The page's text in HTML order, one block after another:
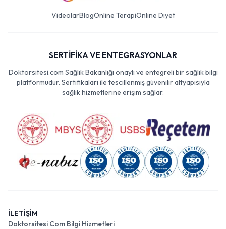
VideolarBlogOnline TerapiOnline Diyet
SERTİFİKA VE ENTEGRASYONLAR
Doktorsitesi.com Sağlık Bakanlığı onaylı ve entegreli bir sağlık bilgi
platformudur. Sertifikaları ile tescillenmiş güvenilir altyapısıyla
sağlık hizmetlerine erişim sağlar.
İLETİŞİM
Doktorsitesi Com Bilgi Hizmetleri